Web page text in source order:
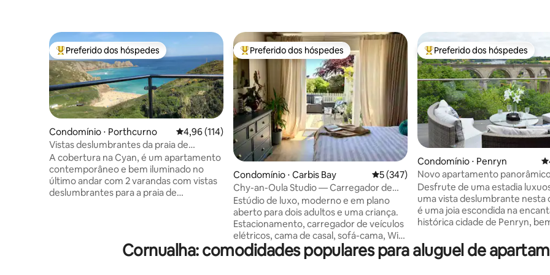
Entre os melhores preferidos dos hóspedes
Preferido dos hóspedes
Condomínio ⋅ Porthcurno 4,96 de uma avaliação média de 5, 114 avaliações
4,96 (114)
Vistas deslumbrantes da praia de
Porthcurno - 6 camas
A cobertura na Cyan, é um apartamento
contemporâneo e bem iluminado no
último andar com 2 varandas com vistas
deslumbrantes para a praia de
Porthcurno foi usada para filmar Poldark
Entre os melhores preferidos dos hóspedes
Preferido dos hóspedes
Condomínio ⋅ Carbis Bay 5 de uma avaliação média de 5, 347
5 (347)
Chy-an-Oula Studio — Carregador de
veículos elétricos — Estacionamento
privativo
Estúdio de luxo, moderno e em plano
aberto para dois adultos e uma criança.
Estacionamento, carregador de veículos
elétricos, cama de casal, sofá-cama, Wi-
Fi, televisões, iluminação ambiente, bar
de cozinha, pátio. Pintado em tinta
Entre os melhores preferidos
Preferido dos hóspedes
Condomínio ⋅ Penryn
Novo apartamento
vista para o rio e carregador
Desfrute de uma estadia
uma vista deslumbrante nesta
é uma joia escondida na
histórica cidade de Penryn,
panorâmica impressionante
da sua cama e relaxe em um
Cornualha: comodidades populares para aluguel de